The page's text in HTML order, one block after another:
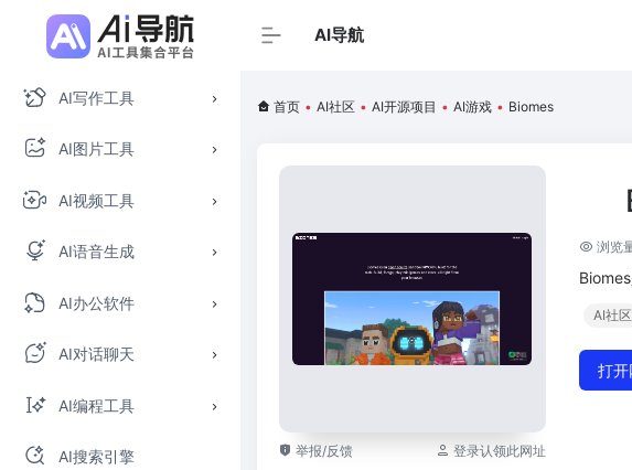
AI写作工具
AI图片工具
AI视频工具
AI语音生成
AI办公软件
AI对话聊天
AI编程工具
AI搜索引擎
AI导航
首页 • AI社区 • AI开源项目 • AI游戏 • Biomes
举报/反馈 登录认领此网址
浏览
AI社区
打开